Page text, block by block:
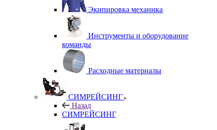
Экипировка механика
Инструменты и оборудование
команды
Расходные материалы
СИМРЕЙСИНГ
Назад
СИМРЕЙСИНГ